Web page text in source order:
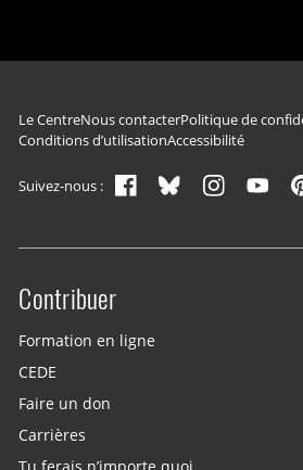
Navigation du pied
Le CentreNous contacterPolitique de
Conditions d’utilisationAccessibilité
Suivez-nous :
Site menu
Contribuer
Formation en ligne
CEDE
Faire un don
Carrières